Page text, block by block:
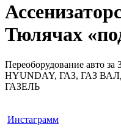
Тюлячах
Переоборудование авто за
HYUNDAY, ГАЗ, ГАЗ
ГАЗЕЛЬ
Инстаграмм